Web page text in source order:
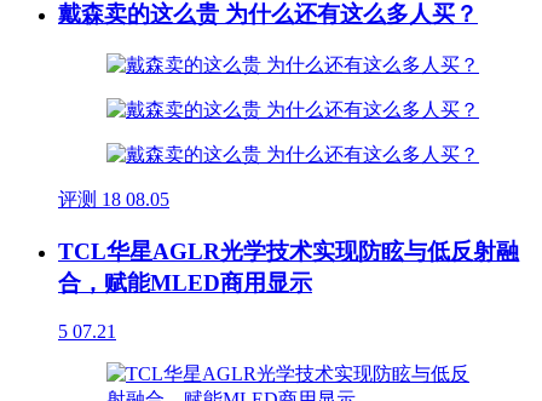
戴森卖的这么贵 为什么还有这么多人买？
评测 18 08.05
TCL华星AGLR光学技术实现防眩与低反射融
合，赋能MLED商用显示
5 07.21